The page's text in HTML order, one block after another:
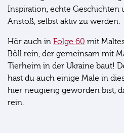
Inspiration, echte Geschichten
Anstoß, selbst aktiv zu werden.
Hör auch in Folge 60 mit
Böll rein, der gemeinsam mit
Tierheim in der Ukraine baut!
hast du auch einige Male in
hier neugierig geworden bist,
rein.